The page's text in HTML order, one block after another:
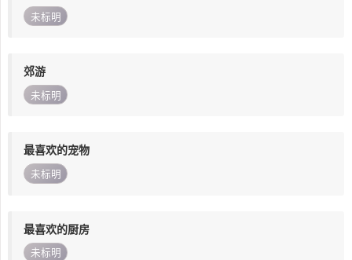
未标明
郊游
未标明
最喜欢的宠物
未标明
最喜欢的厨房
未标明